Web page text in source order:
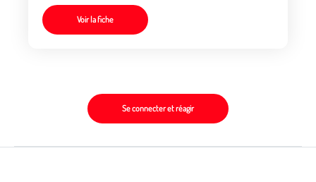
Voir la fiche
Se connecter et réagir